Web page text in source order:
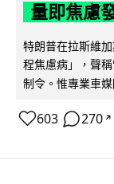
量即焦慮
特朗普在拉斯維
程焦慮病」，聲
制令。惟專業車
603 270 ↗